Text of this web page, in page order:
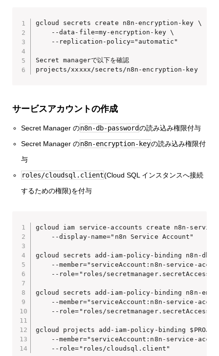
gcloud secrets create n8n-encryption-key \
    --data-file=my-encryption-key \
    --replication-policy="automatic"
Secret managerで以下を確認
projects/xxxxx/secrets/n8n-encryption-key
サービスアカウントの作成
Secret Manager のn8n-db-passwordの読み込み権限付与
Secret Manager のn8n-encryption-keyの読み込み権限付
与
roles/cloudsql.client(Cloud SQL インスタンスへ接続
するための権限)を付与
gcloud iam service-accounts create n8n-
    --display-name="n8n Service Account"
gcloud secrets add-iam-policy-binding n8n-db-
--member="serviceAccount:n8n-service-
--role="roles/
gcloud secrets add-iam-policy-binding n8n-
--member="serviceAccount:n8n-service-
--role="roles/
gcloud projects add-iam-policy-binding
--member="serviceAccount:n8n-service-
    --role="roles/cloudsql.client"